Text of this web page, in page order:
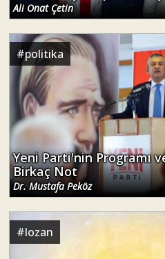
Ali Onat Çetin
#politika
Yeni Parti'nin Programı
Birkaç Not
Dr. Mustafa Peköz
#lozan